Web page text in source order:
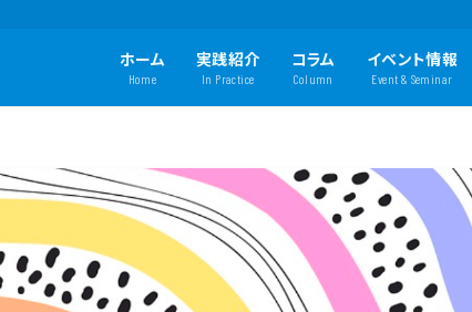
ホーム
Home
実践紹介
In Practice
コラム
Column
イベント情報
Event & Seminar